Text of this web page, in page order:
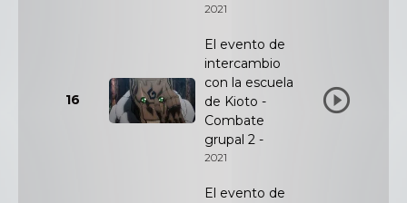
2021
16
El evento de
intercambio
con la escuela
de Kioto -
Combate
grupal 2 -
2021
El evento de